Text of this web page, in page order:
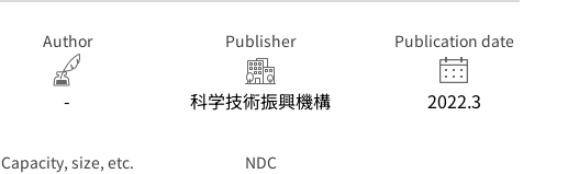
Author
-
Publisher
科学技術振興機構
Publication date
2022.3
Capacity, size, etc. NDC